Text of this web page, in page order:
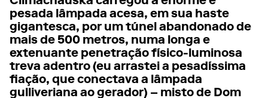
pesada lâmpada acesa, em sua haste
gigantesca, por um túnel abandonado de
mais de 500 metros, numa longa e
extenuante penetração físico-luminosa
treva adentro (eu arrastei a pesadíssima
fiação, que conectava a lâmpada
gulliveriana ao gerador) – misto de Dom